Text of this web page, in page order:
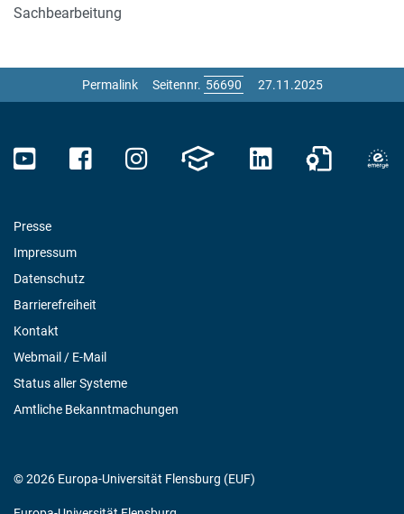
Sachbearbeitung
Permalink Seitennr. 27.11.2025
Presse
Impressum
Datenschutz
Barrierefreiheit
Kontakt
Webmail / E-Mail
Status aller Systeme
Amtliche Bekanntmachungen
© 2026 Europa-Universität Flensburg (EUF)